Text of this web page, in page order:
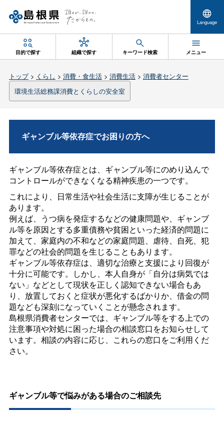
Language
目的で探す 組織で探す キーワード検索 メニュー
トップ> くらし > 消費・食生活> 消費生活> 消費者センター
環境生活総務課消費とくらしの安全室
ギャンブル等依存症でお困りの方へ
ギャンブル等依存症とは、ギャンブル等にのめり込んで
コントロールができなくなる精神疾患の一つです。
これにより、日常生活や社会生活に支障が生じることが
あります。
例えば、うつ病を発症するなどの健康問題や、ギャンブ
ル等を原因とする多重債務や貧困といった経済的問題に
加えて、家庭内の不和などの家庭問題、虐待、自死、犯
罪などの社会的問題を生じることもあります。
ギャンブル等依存症は、適切な治療と支援により回復が
十分に可能です。しかし、本人自身が「自分は病気では
ない」などとして現状を正しく認知できない場合もあ
り、放置しておくと症状が悪化するばかりか、借金の問
題なども深刻になっていくことが懸念されます。
島根県消費者センターでは、ギャンブル等をする上での
注意事項や対処に困った場合の相談窓口をお知らせして
います。相談の内容に応じ、これらの窓口をご利用くだ
さい。
ギャンブル等で悩みがある場合のご相談先